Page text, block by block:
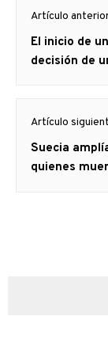
de
entradas
Artículo
Artículo
anterior
El inicio de
decisión de
Artículo
Artículo
siguiente:
Suecia
quienes